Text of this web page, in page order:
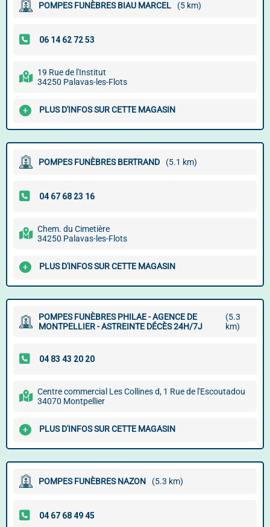
POMPES FUNÈBRES BIAU MARCEL (5 km)
19 Rue de l'Institut
34250 Palavas-les-Flots
PLUS D'INFOS SUR CETTE MAGASIN
POMPES FUNÈBRES BERTRAND (5.1 km)
Chem. du Cimetière
34250 Palavas-les-Flots
PLUS D'INFOS SUR CETTE MAGASIN
POMPES FUNÈBRES PHILAE - AGENCE DE
MONTPELLIER - ASTREINTE DÉCÈS 24H/7J
(5.3
km)
Centre commercial Les Collines d, 1 Rue de l'Escoutadou
34070 Montpellier
PLUS D'INFOS SUR CETTE MAGASIN
POMPES FUNÈBRES NAZON (5.3 km)